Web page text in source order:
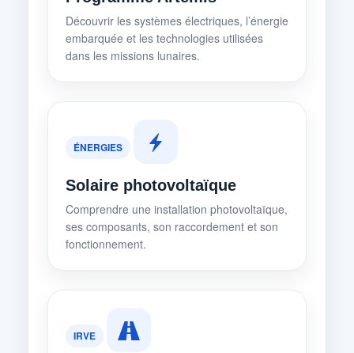
Découvrir les systèmes électriques, l’énergie
embarquée et les technologies utilisées
dans les missions lunaires.
ÉNERGIES
Solaire photovoltaïque
Comprendre une installation photovoltaïque,
ses composants, son raccordement et son
fonctionnement.
IRVE